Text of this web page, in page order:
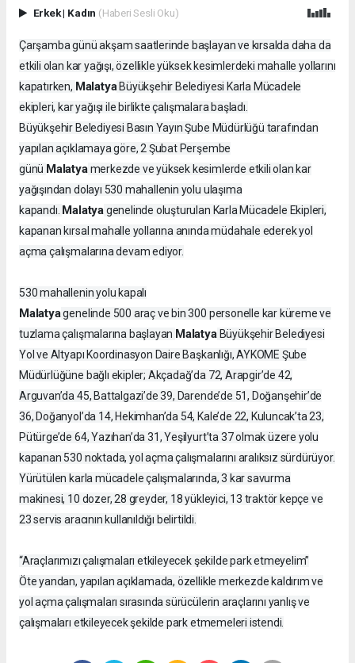
Erkek| Kadın (Haberi Sesli Oku)
Çarşamba günü akşam saatlerinde başlayan ve kırsalda daha da
etkili olan kar yağışı, özellikle yüksek kesimlerdeki mahalle yollarını
kapatırken, Malatya Büyükşehir Belediyesi Karla Mücadele
ekipleri, kar yağışı ile birlikte çalışmalara başladı.
Büyükşehir Belediyesi Basın Yayın Şube Müdürlüğü tarafından
yapılan açıklamaya göre, 2 Şubat Perşembe
günü Malatyamerkezde ve yüksek kesimlerde etkili olan kar
yağışından dolayı 530 mahallenin yolu ulaşıma
kapandı. Malatyagenelinde oluşturulan Karla Mücadele Ekipleri,
kapanan kırsal mahalle yollarına anında müdahale ederek yol
açma çalışmalarına devam ediyor.
530 mahallenin yolu kapalı
Malatyagenelinde 500 araç ve bin 300 personelle kar küreme ve
tuzlama çalışmalarına başlayan MalatyaBüyükşehir Belediyesi
Yol ve Altyapı Koordinasyon Daire Başkanlığı, AYKOME Şube
Müdürlüğüne bağlı ekipler; Akçadağ’da 72, Arapgir’de 42,
Arguvan’da 45, Battalgazi’de 39, Darende’de 51, Doğanşehir’de
36, Doğanyol’da 14, Hekimhan’da 54, Kale’de 22, Kuluncak’ta 23,
Pütürge’de 64, Yazıhan’da 31, Yeşilyurt’ta 37 olmak üzere yolu
kapanan 530 noktada, yol açma çalışmalarını aralıksız sürdürüyor.
Yürütülen karla mücadele çalışmalarında, 3 kar savurma
makinesi, 10 dozer, 28 greyder, 18 yükleyici, 13 traktör kepçe ve
23 servis aracının kullanıldığı belirtildi.
“Araçlarımızı çalışmaları etkileyecek şekilde park etmeyelim”
Öte yandan, yapılan açıklamada, özellikle merkezde kaldırım ve
yol açma çalışmaları sırasında sürücülerin araçlarını yanlış ve
çalışmaları etkileyecek şekilde park etmemeleri istendi.